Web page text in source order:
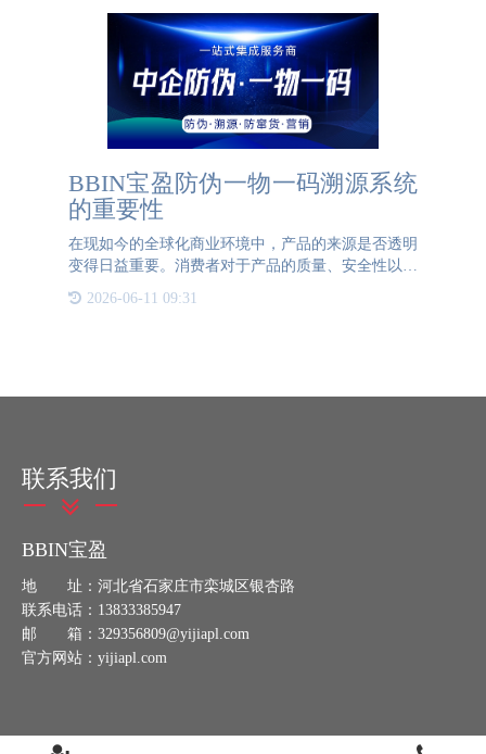
BBIN宝盈防伪一物一码溯源系统
的重要性
在现如今的全球化商业环境中，产品的来源是否透明
变得日益重要。消费者对于产品的质量、安全性以及
生产的环境都有着很高的标准。众多企业为了满足这
些要求纷纷投入到构建防伪溯源系统中。而BBIN宝
2026-06-11 09:31
联系我们
BBIN宝盈
地 址：河北省石家庄市栾城区银杏路
联系电话：13833385947
邮 箱：329356809@yijiapl.com
官方网站：yijiapl.com